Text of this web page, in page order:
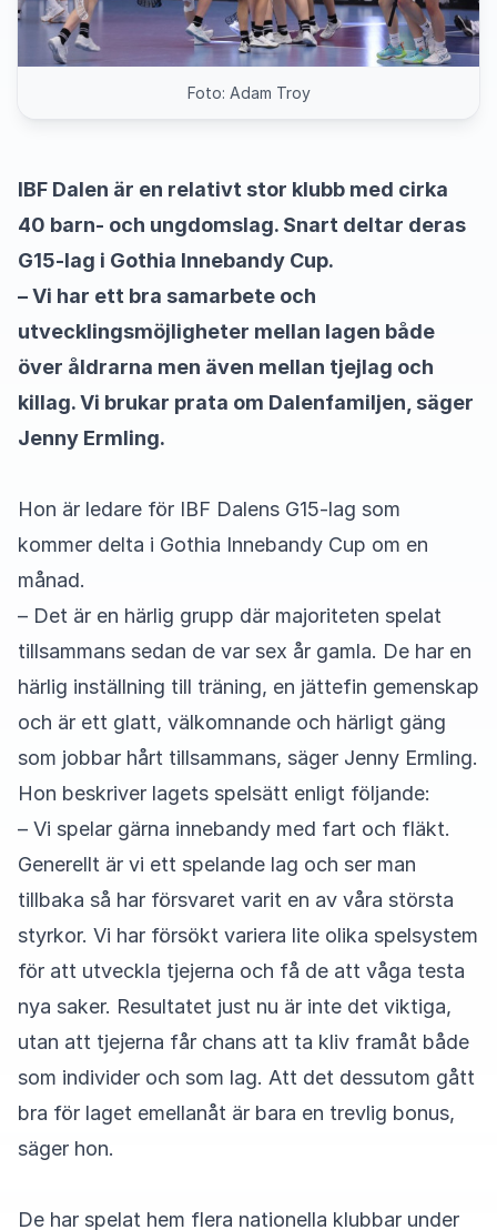
Foto: Adam Troy
IBF Dalen är en relativt stor klubb med cirka
40 barn- och ungdomslag. Snart deltar deras
G15-lag i Gothia Innebandy Cup.
– Vi har ett bra samarbete och
utvecklingsmöjligheter mellan lagen både
över åldrarna men även mellan tjejlag och
killag. Vi brukar prata om Dalenfamiljen, säger
Jenny Ermling.
Hon är ledare för IBF Dalens G15-lag som
kommer delta i Gothia Innebandy Cup om en
månad.
– Det är en härlig grupp där majoriteten spelat
tillsammans sedan de var sex år gamla. De har en
härlig inställning till träning, en jättefin gemenskap
och är ett glatt, välkomnande och härligt gäng
som jobbar hårt tillsammans, säger Jenny Ermling.
Hon beskriver lagets spelsätt enligt följande:
– Vi spelar gärna innebandy med fart och fläkt.
Generellt är vi ett spelande lag och ser man
tillbaka så har försvaret varit en av våra största
styrkor. Vi har försökt variera lite olika spelsystem
för att utveckla tjejerna och få de att våga testa
nya saker. Resultatet just nu är inte det viktiga,
utan att tjejerna får chans att ta kliv framåt både
som individer och som lag. Att det dessutom gått
bra för laget emellanåt är bara en trevlig bonus,
säger hon.
De har spelat hem flera nationella klubbar under